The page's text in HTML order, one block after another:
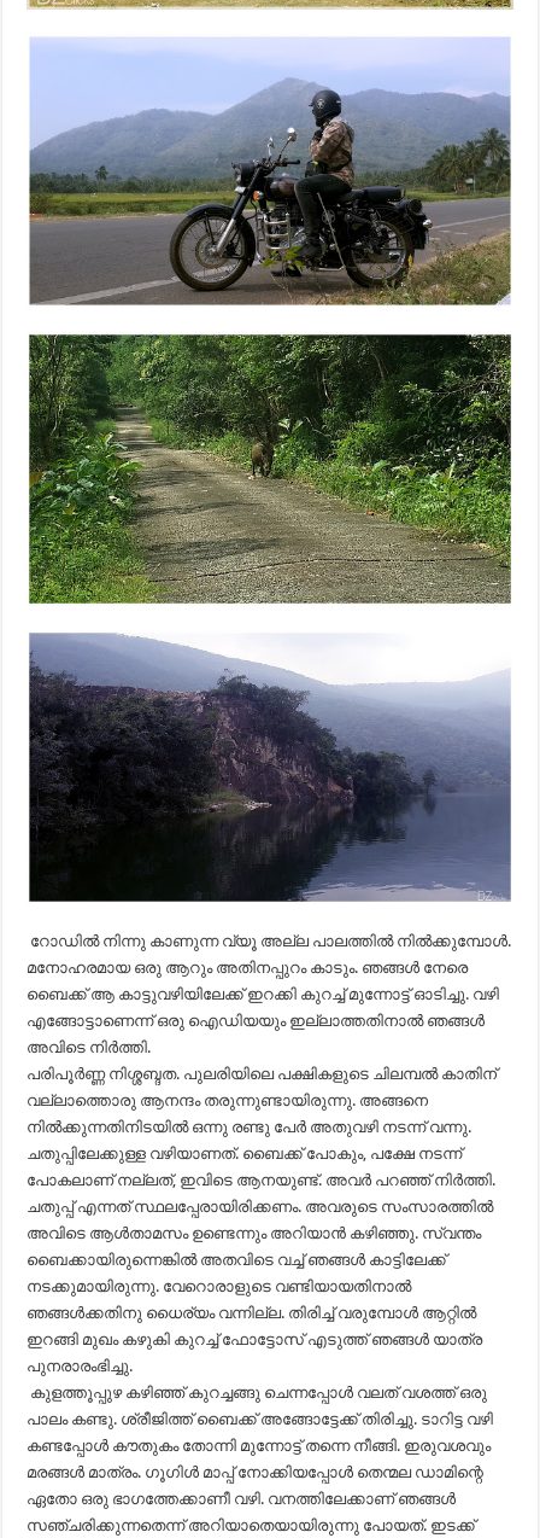
റോഡിൽ നിന്നു കാണുന്ന വ്യൂ അല്ല പാലത്തിൽ നിൽക്കുമ്പോൾ.
മനോഹരമായ ഒരു ആറും അതിനപ്പുറം കാടും. ഞങ്ങൾ നേരെ
ബൈക്ക്‌ ആ കാട്ടുവഴിയിലേക്ക്‌ ഇറക്കി കുറച്ച്‌ മുന്നോട്ട്‌ ഓടിച്ചു. വഴി
എങ്ങോട്ടാണെന്ന് ഒരു ഐഡിയയും ഇല്ലാത്തതിനാൽ ഞങ്ങൾ
അവിടെ നിർത്തി.
പരിപൂർണ്ണ നിശ്ശബ്ദത. പുലരിയിലെ പക്ഷികളുടെ ചിലമ്പൽ കാതിന്‌
വല്ലാത്തൊരു ആനന്ദം തരുന്നുണ്ടായിരുന്നു. അങ്ങനെ
നിൽക്കുന്നതിനിടയിൽ ഒന്നു രണ്ടു പേർ അതുവഴി നടന്ന് വന്നു.
ചതുപ്പിലേക്കുള്ള വഴിയാണത്‌. ബൈക്ക്‌ പോകും, പക്ഷേ നടന്ന്
പോകലാണ്‌ നല്ലത്‌, ഇവിടെ ആനയുണ്ട്‌. അവർ പറഞ്ഞ്‌ നിർത്തി.
ചതുപ്പ്‌ എന്നത്‌ സ്ഥലപ്പേരായിരിക്കണം. അവരുടെ സംസാരത്തിൽ
അവിടെ ആൾതാമസം ഉണ്ടെന്നും അറിയാൻ കഴിഞ്ഞു. സ്വന്തം
ബൈക്കായിരുന്നെങ്കിൽ അതവിടെ വച്ച്‌ ഞങ്ങൾ കാട്ടിലേക്ക്‌
നടക്കുമായിരുന്നു. വേറൊരാളുടെ വണ്ടിയായതിനാൽ
ഞങ്ങൾക്കതിനു ധൈര്യം വന്നില്ല. തിരിച്ച്‌ വരുമ്പോൾ ആറ്റിൽ
ഇറങ്ങി മുഖം കഴുകി കുറച്ച്‌ ഫോട്ടോസ്‌ എടുത്ത്‌ ഞങ്ങൾ യാത്ര
പുനരാരംഭിച്ചു.
കുളത്തൂപ്പുഴ കഴിഞ്ഞ് കുറച്ചങ്ങു ചെന്നപ്പോൾ വലത് വശത്ത് ഒരു
പാലം കണ്ടു. ശ്രീജിത്ത് ബൈക്ക് അങ്ങോട്ടേക്ക് തിരിച്ചു. ടാറിട്ട വഴി
കണ്ടപ്പോൾ കൗതുകം തോന്നി മുന്നോട്ട് തന്നെ നീങ്ങി. ഇരുവശവും
മരങ്ങൾ മാത്രം. ഗൂഗിൾ മാപ്പ് നോക്കിയപ്പോൾ തെന്മല ഡാമിന്റെ
ഏതോ ഒരു ഭാഗത്തേക്കാണീ വഴി. വനത്തിലേക്കാണ് ഞങ്ങൾ
സഞ്ചരിക്കുന്നതെന്ന് അറിയാതെയായിരുന്നു പോയത്. ഇടക്ക്